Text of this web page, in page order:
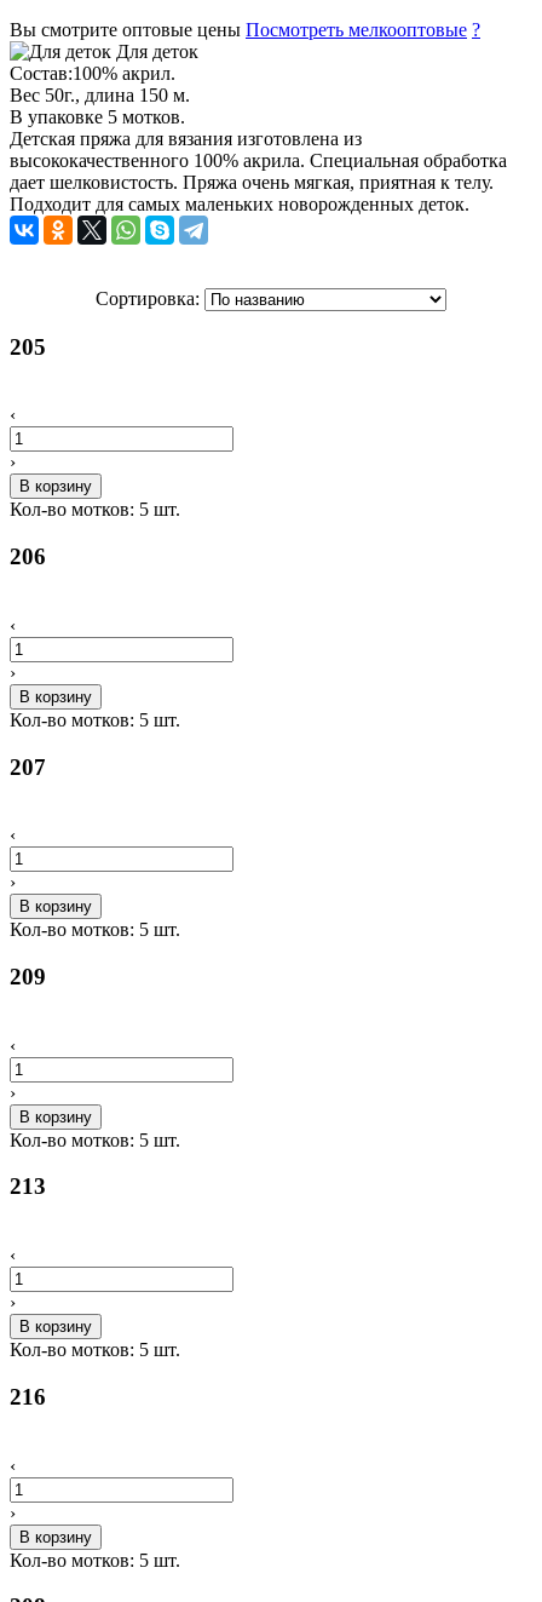
Вы смотрите оптовые цены Посмотреть мелкооптовые ?
Для деток
Состав:100% акрил.
Вес 50г., длина 150 м.
В упаковке 5 мотков.
Детская пряжа для вязания изготовлена из
высококачественного 100% акрила. Специальная обработка
дает шелковистость. Пряжа очень мягкая, приятная к телу.
Подходит для самых маленьких новорожденных деток.
Сортировка:
205
‹
›
В корзину
Кол-во мотков: 5 шт.
206
‹
›
В корзину
Кол-во мотков: 5 шт.
207
‹
›
В корзину
Кол-во мотков: 5 шт.
209
‹
›
В корзину
Кол-во мотков: 5 шт.
213
‹
›
В корзину
Кол-во мотков: 5 шт.
216
‹
›
В корзину
Кол-во мотков: 5 шт.